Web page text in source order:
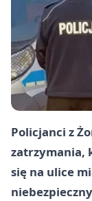
Policjanci z
zatrzymania,
się na ulice